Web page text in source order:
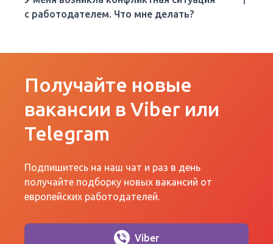
с работодателем. Что мне делать?
Получайте новые
вакансии в Viber или
Telegram
Подпишитесь на наш чат и раз в день
получайте подборку новых вакансий от
европейских работодателей.
Viber